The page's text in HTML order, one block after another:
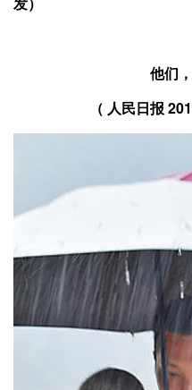
他们
（ 人民日报